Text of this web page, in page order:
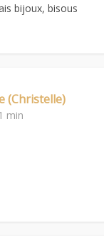
bijoux, bisous
(Christelle)
min